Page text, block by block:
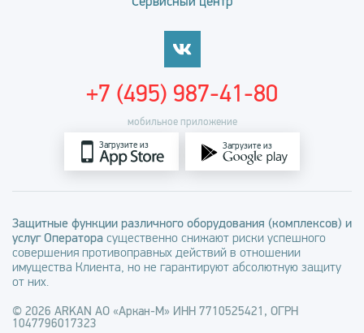
мобильное приложение
Загрузите из Загрузите из
+7 (495) 987-41-80
Защитные функции различного оборудования (комплексов) и
услуг Оператора существенно снижают риски успешного
совершения противоправных действий в отношении
имущества Клиента, но не гарантируют абсолютную защиту
от них.
© 2026 ARKAN АО «Аркан-М» ИНН 7710525421, ОГРН
1047796017323